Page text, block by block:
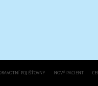
POJIŠŤOVNY NOVÝ PACIENT